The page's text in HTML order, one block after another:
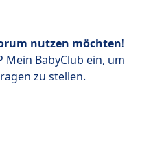
nutzen möchten!
Mein BabyClub ein, um
zu stellen.